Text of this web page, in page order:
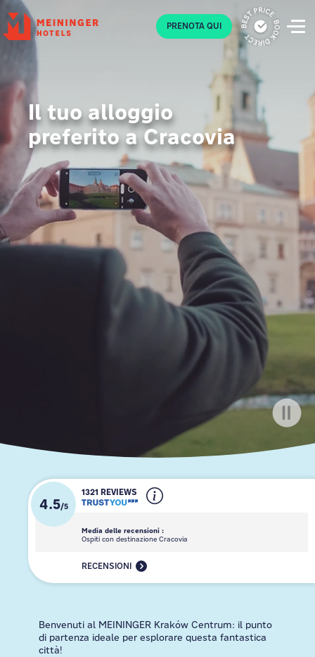
P PRENOTA QUI
Il tuo alloggio
preferito a Cracovia
4.5/5
1321 REVIEWS
Media delle recensioni :
Ospiti con destinazione Cracovia
RECENSIONI
Benvenuti al MEININGER Kraków Centrum: il punto
di partenza ideale per esplorare questa fantastica
città!